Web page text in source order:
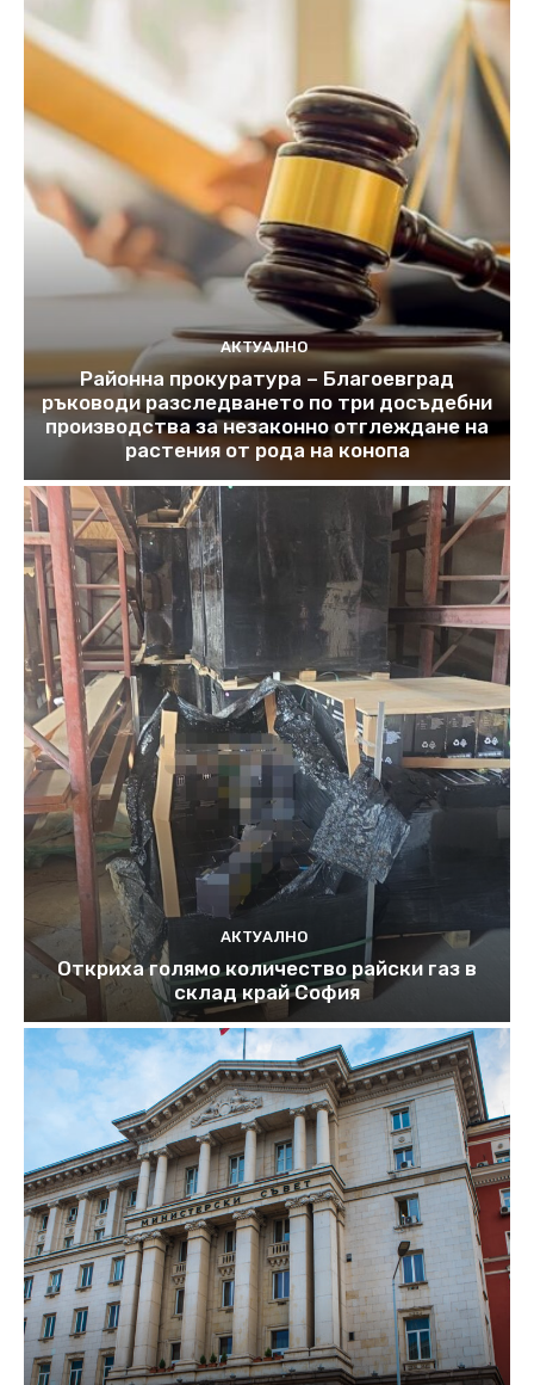
АКТУАЛНО
Районна прокуратура – Благоевград
ръководи разследването по три досъдебни
производства за незаконно отглеждане на
растения от рода на конопа
АКТУАЛНО
Откриха голямо количество райски газ в
склад край София